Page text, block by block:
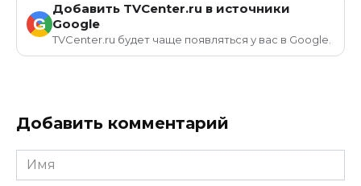
G
Добавить TVCenter.ru в источники
Google
TVCenter.ru будет чаще появляться у вас в Google.
Добавить комментарий
Имя